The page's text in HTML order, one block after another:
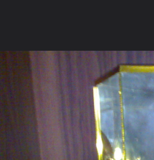
หน้าแรก รูปภาพ General wanakonth
01052010329
หน้าแรก เว็บบอร์ด มีอะไรใหม่
หมวดหมู่ มีอะไรใหม่ คอลเล็คชั่น